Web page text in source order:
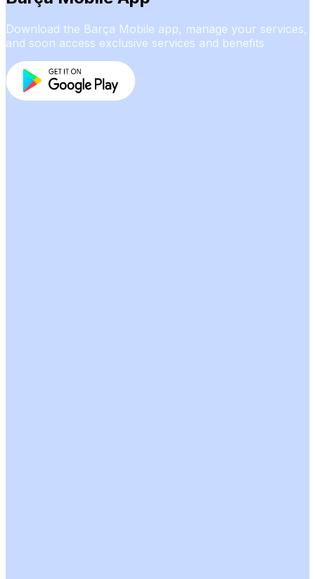
Download the Barça Mobile app, manage your services,
and soon access exclusive services and benefits